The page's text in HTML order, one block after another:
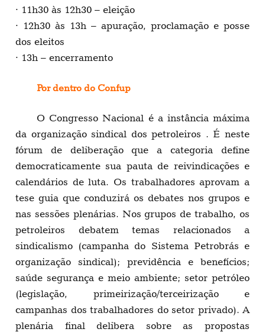
· 11h30 às 12h30 – eleição
· 12h30 às 13h – apuração, proclamação e posse
dos eleitos
· 13h – encerramento
Por dentro do Confup
O Congresso Nacional é a instância máxima
da organização sindical dos petroleiros . É neste
fórum de deliberação que a categoria define
democraticamente sua pauta de reivindicações e
calendários de luta. Os trabalhadores aprovam a
tese guia que conduzirá os debates nos grupos e
nas sessões plenárias. Nos grupos de trabalho, os
petroleiros debatem temas relacionados a
sindicalismo (campanha do Sistema Petrobrás e
organização sindical); previdência e benefícios;
saúde segurança e meio ambiente; setor petróleo
(legislação, primeirização/terceirização e
campanhas dos trabalhadores do setor privado). A
plenária final delibera sobre as propostas